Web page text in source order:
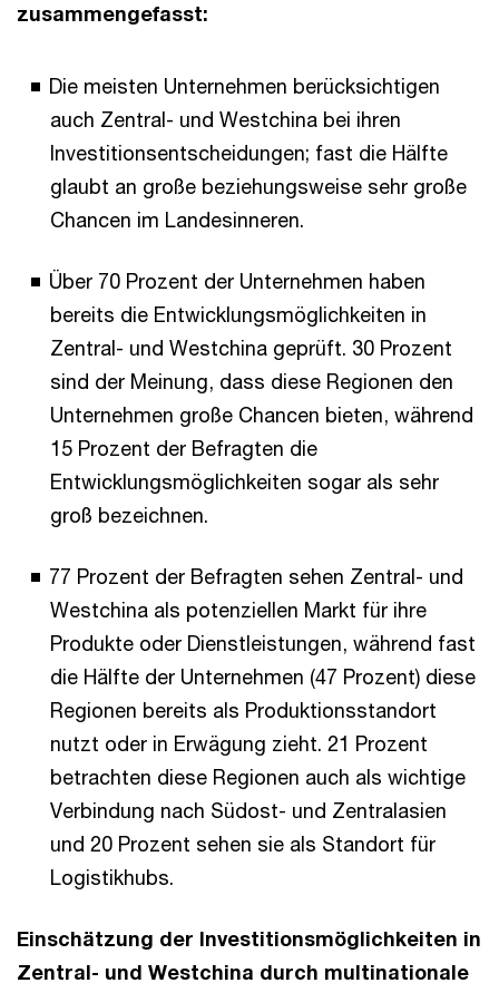
zusammengefasst:
Die meisten Unternehmen berücksichtigen
auch Zentral- und Westchina bei ihren
Investitionsentscheidungen; fast die Hälfte
glaubt an große beziehungsweise sehr große
Chancen im Landesinneren.
Über 70 Prozent der Unternehmen haben
bereits die Entwicklungsmöglichkeiten in
Zentral- und Westchina geprüft. 30 Prozent
sind der Meinung, dass diese Regionen den
Unternehmen große Chancen bieten, während
15 Prozent der Befragten die
Entwicklungsmöglichkeiten sogar als sehr
groß bezeichnen.
77 Prozent der Befragten sehen Zentral- und
Westchina als potenziellen Markt für ihre
Produkte oder Dienstleistungen, während fast
die Hälfte der Unternehmen (47 Prozent) diese
Regionen bereits als Produktionsstandort
nutzt oder in Erwägung zieht. 21 Prozent
betrachten diese Regionen auch als wichtige
Verbindung nach Südost- und Zentralasien
und 20 Prozent sehen sie als Standort für
Logistikhubs.
Einschätzung der Investitionsmöglichkeiten in
Zentral- und Westchina durch multinationale